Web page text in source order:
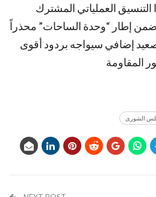
التنسيق العملياتي المشترك
إطار “وحدة الساحات” محذراً
إضافي سيواجه بردود أقوى
المقاومة
الشورى